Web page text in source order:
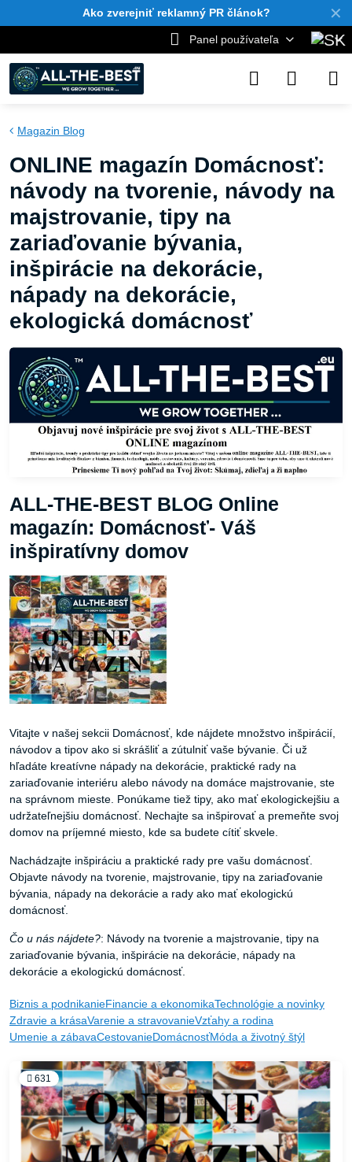
✕
Ako zverejniť reklamný PR článok?
Panel používateľa
Magazin Blog
ONLINE magazín Domácnosť:
návody na tvorenie, návody na
majstrovanie, tipy na
zariaďovanie bývania,
inšpirácie na dekorácie,
nápady na dekorácie,
ekologická domácnosť
ALL-THE-BEST BLOG Online
magazín: Domácnosť- Váš
inšpiratívny domov
Vitajte v našej sekcii Domácnosť, kde nájdete množstvo inšpirácií,
návodov a tipov ako si skrášliť a zútulniť vaše bývanie. Či už
hľadáte kreatívne nápady na dekorácie, praktické rady na
zariaďovanie interiéru alebo návody na domáce majstrovanie, ste
na správnom mieste. Ponúkame tiež tipy, ako mať ekologickejšiu a
udržateľnejšiu domácnosť. Nechajte sa inšpirovať a premeňte svoj
domov na príjemné miesto, kde sa budete cítiť skvele.
Nachádzajte inšpiráciu a praktické rady pre vašu domácnosť.
Objavte návody na tvorenie, majstrovanie, tipy na zariaďovanie
bývania, nápady na dekorácie a rady ako mať ekologickú
domácnosť.
Čo u nás nájdete?: Návody na tvorenie a majstrovanie, tipy na
zariaďovanie bývania, inšpirácie na dekorácie, nápady na
dekorácie a ekologickú domácnosť.
Biznis a podnikanieFinancie a ekonomikaTechnológie a novinky
Zdravie a krásaVarenie a stravovanieVzťahy a rodina
Umenie a zábavaCestovanieDomácnosťMóda a životný štýl
631